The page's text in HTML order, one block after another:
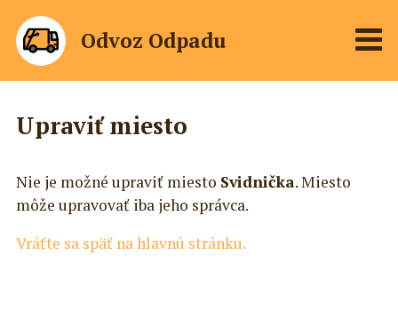
Odvoz Odpadu
Upraviť miesto
Nie je možné upraviť miesto Svidnička. Miesto
môže upravovať iba jeho správca.
Vráťte sa späť na hlavnú stránku.